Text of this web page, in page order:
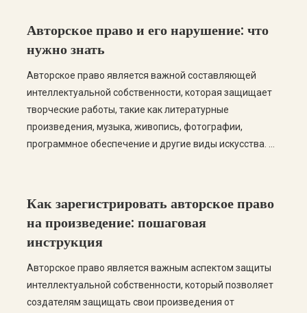
Авторское право и его нарушение: что
нужно знать
Авторское право является важной составляющей
интеллектуальной собственности, которая защищает
творческие работы, такие как литературные
произведения, музыка, живопись, фотографии,
программное обеспечение и другие виды искусства. В
лиц, имеющих лицензии на использование
произведений. Что такое авторское право? Авторское
[…]
Как зарегистрировать авторское право
на произведение: пошаговая
инструкция
Авторское право является важным аспектом защиты
интеллектуальной собственности, который позволяет
создателям защищать свои произведения от